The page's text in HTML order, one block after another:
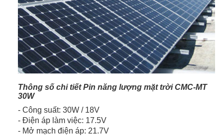
Thông số chi tiết Pin năng lượng mặt trời CMC-MT
30W
- Công suất: 30W / 18V
- Điện áp làm việc: 17.5V
- Mở mạch điện áp: 21.7V